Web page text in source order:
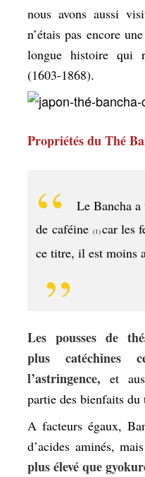
nous avons aussi
n’étais pas encore
longue histoire qui
(1603-1868).
Propriétés du Thé
Le Bancha
de caféine (1)car les
ce titre, il est moins
Les pousses de
plus catéchines
l’astringence, et
partie des bienfaits du
A facteurs égaux,
d’acides aminés, mais
plus élevé que